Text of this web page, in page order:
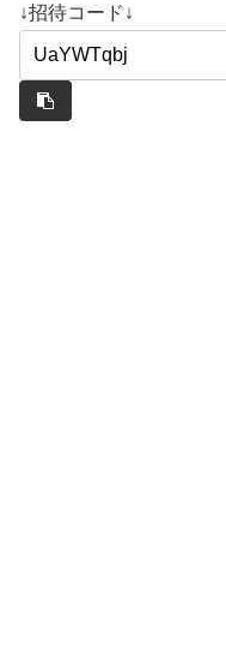
↓招待コード↓